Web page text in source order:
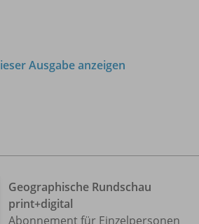
Ausgabe anzeigen
Geographische Rundschau
print+digital
Abonnement für Einzelpersonen